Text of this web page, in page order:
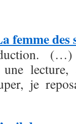
femme des
lecture,
je